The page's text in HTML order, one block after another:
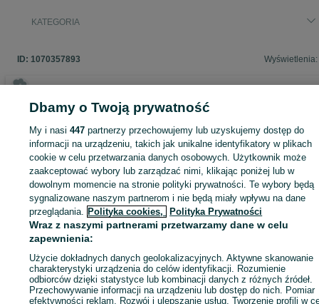
KATEGORIA
ID: 1070357893 Wyświetlenia:
Zaloguj się lub załóż konto na OLX, aby skontaktować się z
sprzedającym
Zaloguj się / Załóż konto
Kup
Dbamy o Twoją prywatność
My i nasi447 partnerzy przechowujemy lub uzyskujemy dostęp do
informacji na urządzeniu, takich jak unikalne identyfikatory w plikach
cookie w celu przetwarzania danych osobowych. Użytkownik może
zaakceptować wybory lub zarządzać nimi, klikając poniżej lub w
dowolnym momencie na stronie polityki prywatności. Te wybory będą
sygnalizowane naszym partnerom i nie będą miały wpływu na dane
przeglądania. Polityka cookies, Polityka Prywatności
Wraz z naszymi partnerami przetwarzamy dane w celu
zapewnienia:
Użycie dokładnych danych geolokalizacyjnych. Aktywne skanowanie
charakterystyki urządzenia do celów identyfikacji. Rozumienie
odbiorców dzięki statystyce lub kombinacji danych z różnych źródeł.
Przechowywanie informacji na urządzeniu lub dostęp do nich. Pomiar
efektywności reklam. Rozwój i ulepszanie usług. Tworzenie profili w